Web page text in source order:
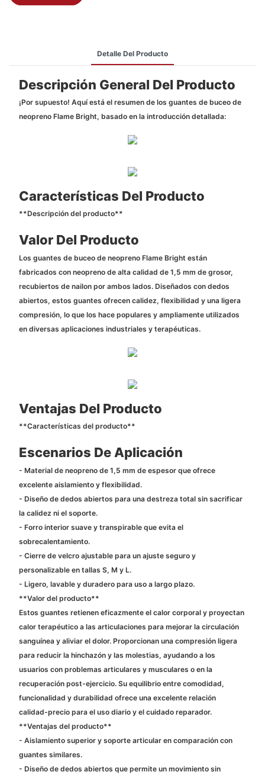
Detalle Del Producto
Descripción General Del Producto
¡Por supuesto! Aquí está el resumen de los guantes de buceo de
neopreno Flame Bright, basado en la introducción detallada:
Características Del Producto
**Descripción del producto**
Valor Del Producto
Los guantes de buceo de neopreno Flame Bright están
fabricados con neopreno de alta calidad de 1,5 mm de grosor,
recubiertos de nailon por ambos lados. Diseñados con dedos
abiertos, estos guantes ofrecen calidez, flexibilidad y una ligera
compresión, lo que los hace populares y ampliamente utilizados
en diversas aplicaciones industriales y terapéuticas.
Ventajas Del Producto
**Características del producto**
Escenarios De Aplicación
- Material de neopreno de 1,5 mm de espesor que ofrece
excelente aislamiento y flexibilidad.
- Diseño de dedos abiertos para una destreza total sin sacrificar
la calidez ni el soporte.
- Forro interior suave y transpirable que evita el
sobrecalentamiento.
- Cierre de velcro ajustable para un ajuste seguro y
personalizable en tallas S, M y L.
- Ligero, lavable y duradero para uso a largo plazo.
**Valor del producto**
Estos guantes retienen eficazmente el calor corporal y proyectan
calor terapéutico a las articulaciones para mejorar la circulación
sanguínea y aliviar el dolor. Proporcionan una compresión ligera
para reducir la hinchazón y las molestias, ayudando a los
usuarios con problemas articulares y musculares o en la
recuperación post-ejercicio. Su equilibrio entre comodidad,
funcionalidad y durabilidad ofrece una excelente relación
calidad-precio para el uso diario y el cuidado reparador.
**Ventajas del producto**
- Aislamiento superior y soporte articular en comparación con
guantes similares.
- Diseño de dedos abiertos que permite un movimiento sin